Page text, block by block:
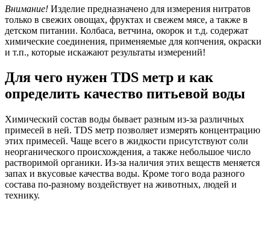
Внимание! Изделие предназначено для измерения нитратов
только в свежих овощах, фруктах и свежем мясе, а также в
детском питании. Колбаса, ветчина, окорок и т.д. содержат
химические соединения, применяемые для копчения, окраски
и т.п., которые искажают результаты измерений!
Для чего нужен TDS метр и как
определить качество питьевой воды
Химический состав воды бывает разным из-за различных
примесей в ней. TDS метр позволяет измерять концентрацию
этих примесей. Чаще всего в жидкости присутствуют соли
неорганического происхождения, а также небольшое число
растворимой органики. Из-за наличия этих веществ меняется
запах и вкусовые качества воды. Кроме того вода разного
состава по-разному воздействует на животных, людей и
технику.